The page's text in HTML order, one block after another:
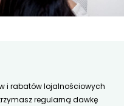
i rabatów lojalnościowych
regularną dawkę